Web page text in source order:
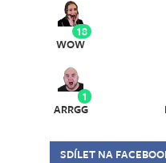
18
WOW
1
ARRGG
SDÍLET NA